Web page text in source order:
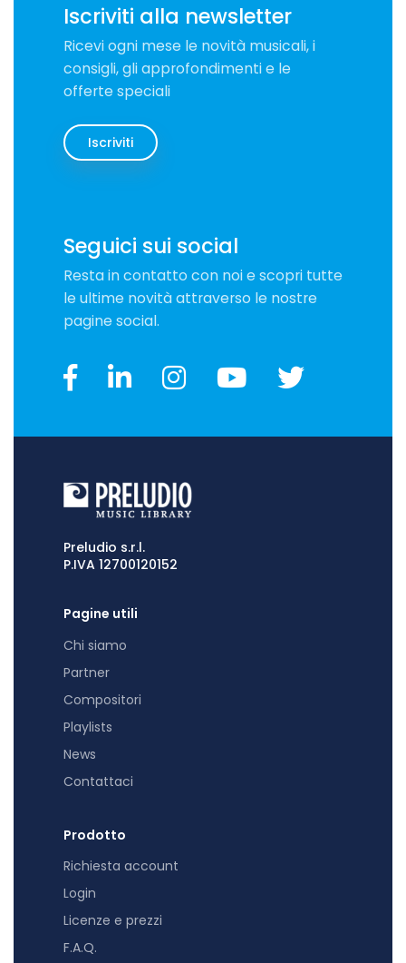
Iscriviti alla newsletter
Ricevi ogni mese le novità musicali, i
consigli, gli approfondimenti e le
offerte speciali
Iscriviti
Seguici sui social
Resta in contatto con noi e scopri tutte
le ultime novità attraverso le nostre
pagine social.
Preludio s.r.l.
P.IVA 12700120152
Pagine utili
Chi siamo
Partner
Compositori
Playlists
News
Contattaci
Prodotto
Richiesta account
Login
Licenze e prezzi
F.A.Q.